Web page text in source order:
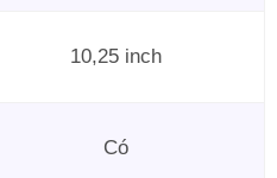
10,25 inch
Có